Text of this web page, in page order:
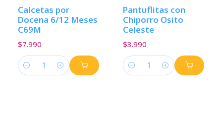
Calcetas por
Docena 6/12 Meses
C69M
$7.990
Cantidad
Pantuflitas con
Chiporro Osito
Celeste
$3.990
Cantidad